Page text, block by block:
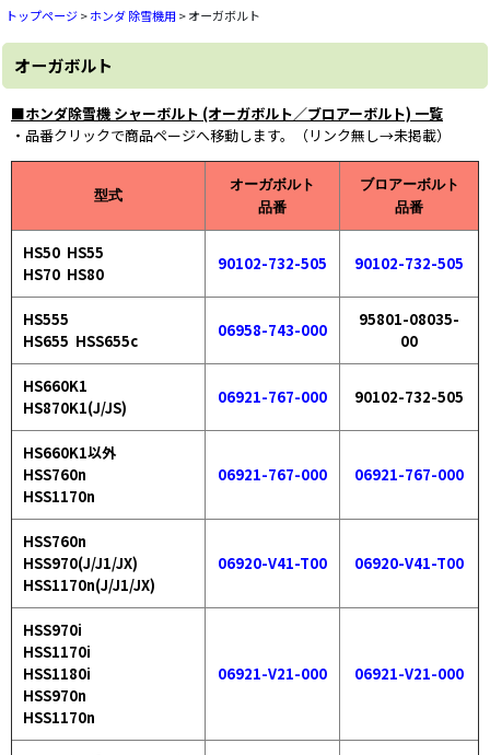
トップページ>ホンダ 除雪機用 >オーガボルト
オーガボルト
■ホンダ除雪機 シャーボルト (オーガボルト／ブロアーボルト) 一覧
・品番クリックで商品ページへ移動します。（リンク無し→未掲載）
型式
オーガボルト
品番
ブロアーボルト
品番
HS50 HS55
HS70 HS80
90102-732-505 90102-732-505
HS555
HS655 HSS655c
06958-743-000
95801-08035-
00
HS660K1
HS870K1(J/JS)
06921-767-000 90102-732-505
HS660K1以外
HSS760n
HSS1170n
06921-767-000 06921-767-000
HSS760n
HSS970(J/J1/JX)
HSS1170n(J/J1/JX)
06920-V41-T00 06920-V41-T00
HSS970i
HSS1170i
HSS1180i
HSS970n
HSS1170n
06921-V21-000 06921-V21-000